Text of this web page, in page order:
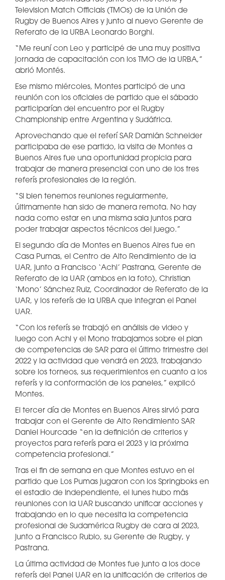
Television Match Officials (TMOs) de la Unión de
Rugby de Buenos Aires y junto al nuevo Gerente de
Referato de la URBA Leonardo Borghi.
“Me reuní con Leo y participé de una muy positiva
jornada de capacitación con los TMO de la URBA,”
abrió Montés.
Ese mismo miércoles, Montes participó de una
reunión con los oficiales de partido que el sábado
participarían del encuentro por el Rugby
Championship entre Argentina y Sudáfrica.
Aprovechando que el referí SAR Damián Schneider
participaba de ese partido, la visita de Montes a
Buenos Aires fue una oportunidad propicia para
trabajar de manera presencial con uno de los tres
referís profesionales de la región.
“Si bien tenemos reuniones regularmente,
últimamente han sido de manera remota. No hay
nada como estar en una misma sala juntos para
poder trabajar aspectos técnicos del juego.”
El segundo día de Montes en Buenos Aires fue en
Casa Pumas, el Centro de Alto Rendimiento de la
UAR, junto a Francisco ‘Achi’ Pastrana, Gerente de
Referato de la UAR (ambos en la foto), Christian
‘Mono’ Sánchez Ruiz, Coordinador de Referato de la
UAR, y los referís de la URBA que integran el Panel
UAR.
“Con los referís se trabajó en análisis de video y
luego con Achi y el Mono trabajamos sobre el plan
de competencias de SAR para el último trimestre del
2022 y la actividad que vendrá en 2023, trabajando
sobre los torneos, sus requerimientos en cuanto a los
referís y la conformación de los paneles,” explicó
Montes.
El tercer día de Montes en Buenos Aires sirvió para
trabajar con el Gerente de Alto Rendimiento SAR
Daniel Hourcade “en la definición de criterios y
proyectos para referís para el 2023 y la próxima
competencia profesional.”
Tras el fin de semana en que Montes estuvo en el
partido que Los Pumas jugaron con los Springboks en
el estadio de Independiente, el lunes hubo más
reuniones con la UAR buscando unificar acciones y
trabajando en lo que necesita la competencia
profesional de Sudamérica Rugby de cara al 2023,
junto a Francisco Rubio, su Gerente de Rugby, y
Pastrana.
La última actividad de Montes fue junto a los doce
referís del Panel UAR en la unificación de criterios de